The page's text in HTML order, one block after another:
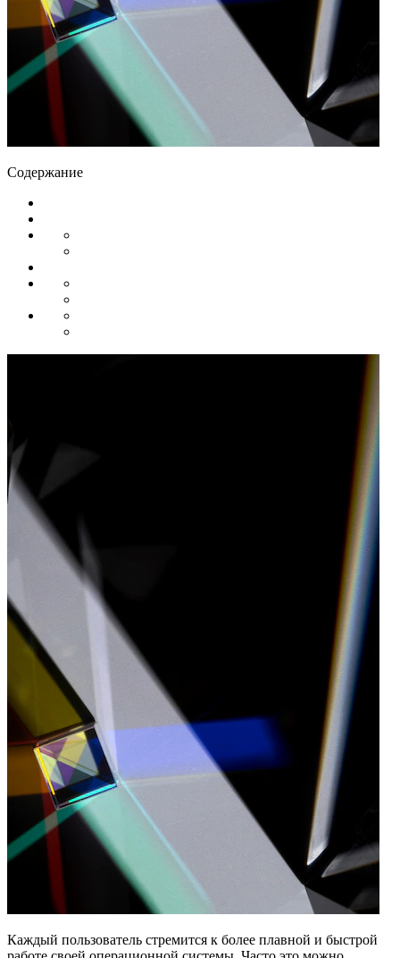
Содержание
Каждый пользователь стремится к более плавной и быстрой